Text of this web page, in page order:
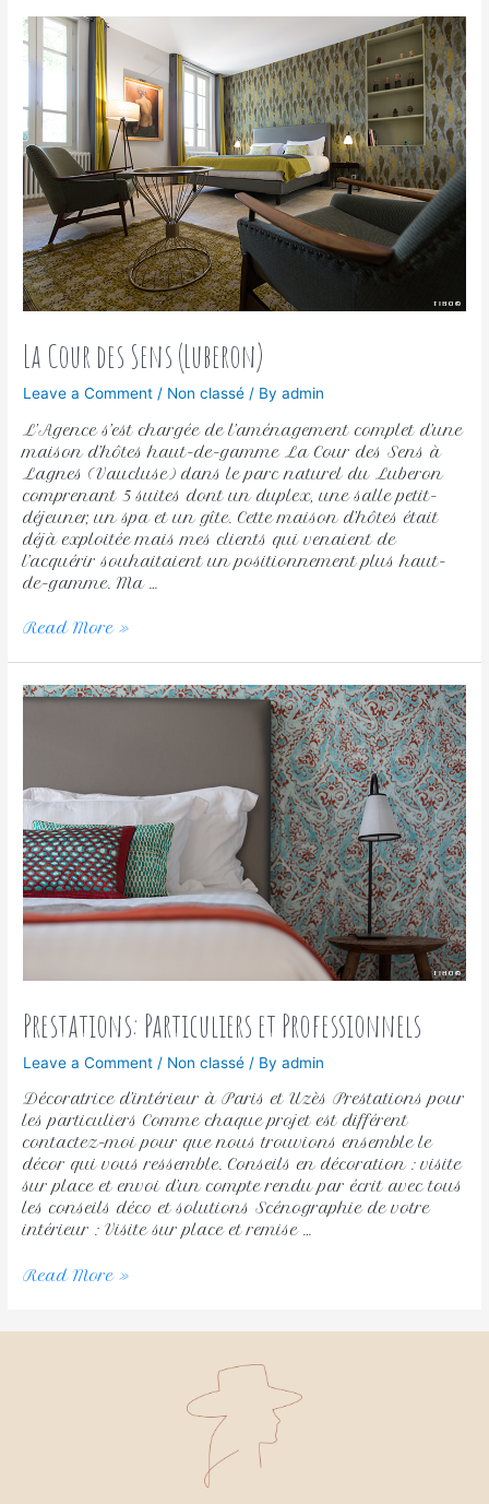
La Cour des Sens (Luberon)
Leave a Comment / Non classé / Byadmin
L’Agence s’est chargée de l’aménagement complet d’une
maison d’hôtes haut-de-gamme La Cour des Sens à
Lagnes (Vaucluse) dans le parc naturel du Luberon
comprenant 5 suites dont un duplex, une salle petit-
déjeuner, un spa et un gîte. Cette maison d’hôtes était
déjà exploitée mais mes clients qui venaient de
l’acquérir souhaitaient un positionnement plus haut-
de-gamme. Ma …
Read More »
Prestations: Particuliers et Professionnels
Leave a Comment / Non classé / Byadmin
Décoratrice d’intérieur à Paris et Uzès Prestations pour
les particuliers Comme chaque projet est différent
contactez-moi pour que nous trouvions ensemble le
décor qui vous ressemble. Conseils en décoration : visite
sur place et envoi d’un compte rendu par écrit avec tous
les conseils déco et solutions Scénographie de votre
intérieur : Visite sur place et remise …
Read More »